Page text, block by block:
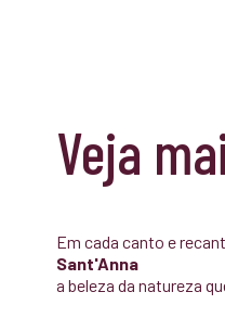
Veja
Em cada canto e
Sant'Anna
a beleza da natureza